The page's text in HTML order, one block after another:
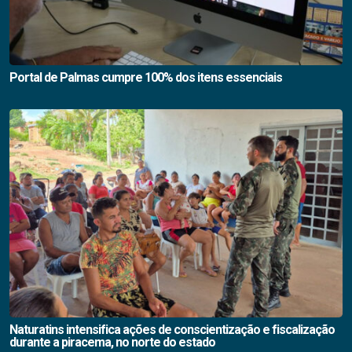
Portal de Palmas cumpre 100% dos itens essenciais
Naturatins intensifica ações de conscientização e fiscalização
durante a piracema, no norte do estado